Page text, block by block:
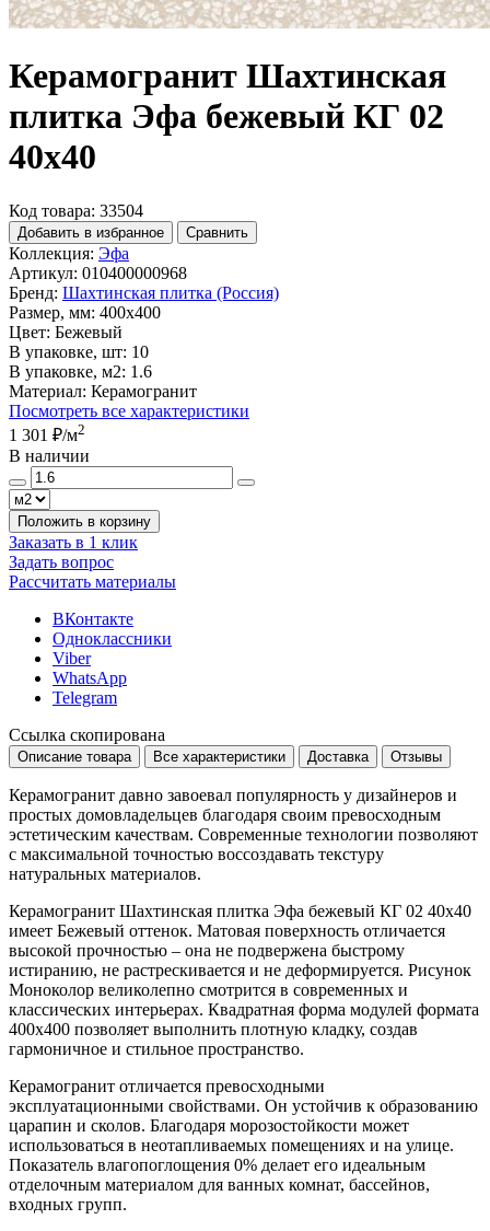
Керамогранит Шахтинская
плитка Эфа бежевый КГ 02
40х40
Код товара: 33504
Добавить в избранное Сравнить
Коллекция: Эфа
Артикул: 010400000968
Бренд: Шахтинская плитка (Россия)
Размер, мм: 400x400
Цвет: Бежевый
В упаковке, шт: 10
В упаковке, м2: 1.6
Материал: Керамогранит
Посмотреть все характеристики
1 301 ₽/м2
В наличии
Положить в корзину
Заказать в 1 клик
Задать вопрос
Рассчитать материалы
ВКонтакте
Одноклассники
Viber
WhatsApp
Telegram
Ссылка скопирована
Описание товара Все характеристики Доставка Отзывы
Керамогранит давно завоевал популярность у дизайнеров и
простых домовладельцев благодаря своим превосходным
эстетическим качествам. Современные технологии позволяют
с максимальной точностью воссоздавать текстуру
натуральных материалов.
Керамогранит Шахтинская плитка Эфа бежевый КГ 02 40х40
имеет Бежевый оттенок. Матовая поверхность отличается
высокой прочностью – она не подвержена быстрому
истиранию, не растрескивается и не деформируется. Рисунок
Моноколор великолепно смотрится в современных и
классических интерьерах. Квадратная форма модулей формата
400x400 позволяет выполнить плотную кладку, создав
гармоничное и стильное пространство.
Керамогранит отличается превосходными
эксплуатационными свойствами. Он устойчив к образованию
царапин и сколов. Благодаря морозостойкости может
использоваться в неотапливаемых помещениях и на улице.
Показатель влагопоглощения 0% делает его идеальным
отделочным материалом для ванных комнат, бассейнов,
входных групп.